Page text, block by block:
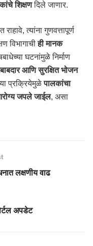
शिक्षणदिले जाणार.
राहावे, त्यांना गुणवत्तापूर्ण
विभागाचीही मानक
घटनांमुळे निर्माण
आणि सुरक्षित भोजन
प्रक्रियेमुळेपालकांचा
आरोग्य जपले जाईल, असा
लक्षणीय वाढ
अपडेट